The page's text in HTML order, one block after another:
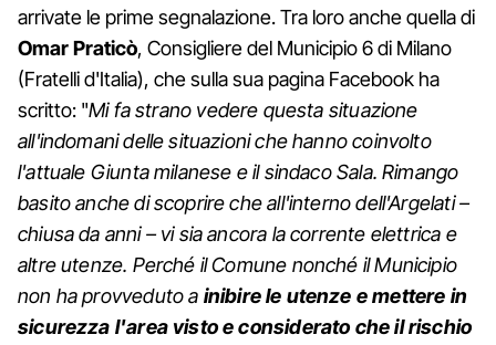
arrivate le prime segnalazione. Tra loro anche quella di
Omar Praticò, Consigliere del Municipio 6 di Milano
(Fratelli d'Italia), che sulla sua pagina Facebook ha
scritto: "Mi fa strano vedere questa situazione
all'indomani delle situazioni che hanno coinvolto
l'attuale Giunta milanese e il sindaco Sala. Rimango
basito anche di scoprire che all'interno dell'Argelati –
chiusa da anni – vi sia ancora la corrente elettrica e
altre utenze. Perché il Comune nonché il Municipio
non ha provveduto a inibire le utenze e mettere in
sicurezza l'area visto e considerato che il rischio